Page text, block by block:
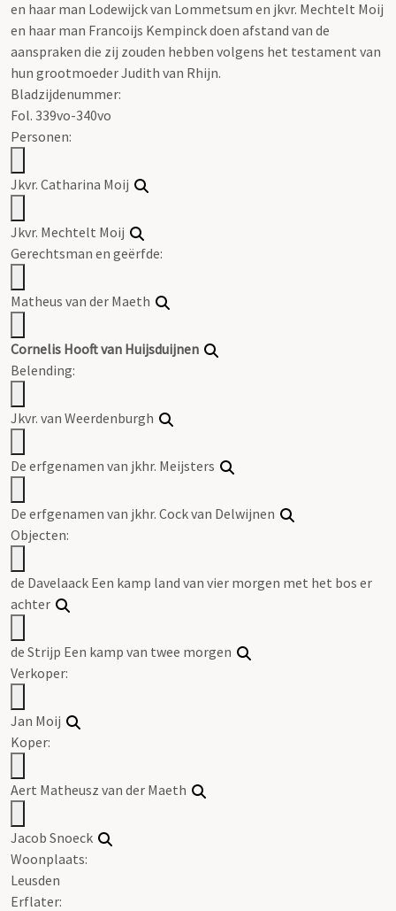
en haar man Lodewijck van Lommetsum en jkvr. Mechtelt Moij
en haar man Francoijs Kempinck doen afstand van de
aanspraken die zij zouden hebben volgens het testament van
hun grootmoeder Judith van Rhijn.
Bladzijdenummer:
Fol. 339vo-340vo
Personen:
Jkvr. Catharina Moij
Jkvr. Mechtelt Moij
Gerechtsman en geërfde:
Matheus van der Maeth
Cornelis Hooft van Huijsduijnen
Belending:
Jkvr. van Weerdenburgh
De erfgenamen van jkhr. Meijsters
De erfgenamen van jkhr. Cock van Delwijnen
Objecten:
de Davelaack Een kamp land van vier morgen met het bos er
achter
de Strijp Een kamp van twee morgen
Verkoper:
Jan Moij
Koper:
Aert Matheusz van der Maeth
Jacob Snoeck
Woonplaats:
Leusden
Erflater: